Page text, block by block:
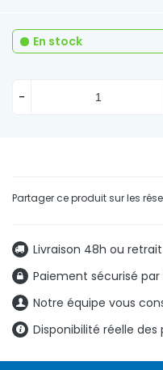
Livraison 48h ou
Paiement sécurisé par
Notre équipe vous
Disponibilité réelle
En stock
-